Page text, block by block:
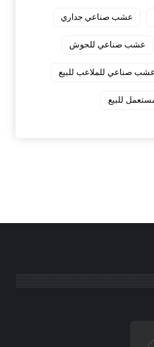
عشب صناعي جداري
عشب صناعي للحوش
عشب صناعي للملاعب للبيع
للبيع